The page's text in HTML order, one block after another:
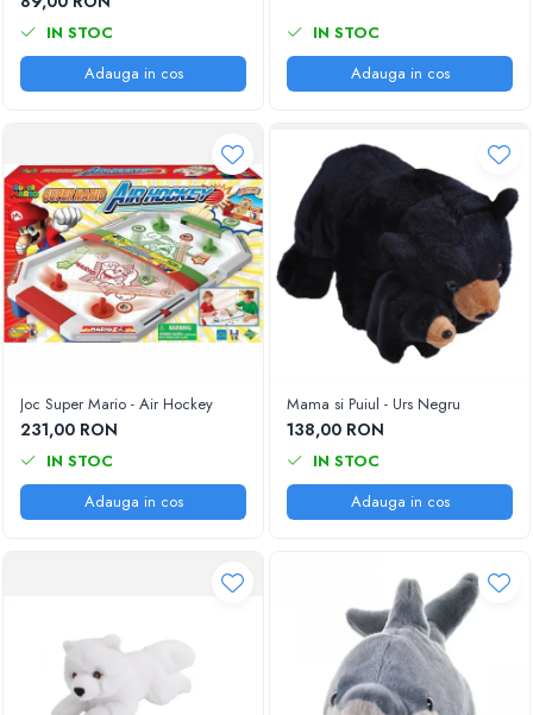
IN STOC
Adauga in cos
IN STOC
Adauga in cos
Joc Super Mario - Air Hockey
231,00 RON
IN STOC
Adauga in cos
Mama si Puiul - Urs Negru
138,00 RON
IN STOC
Adauga in cos